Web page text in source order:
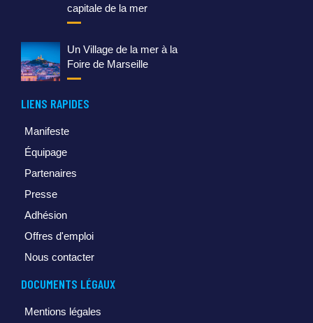
capitale de la mer
Un Village de la mer à la
Foire de Marseille
LIENS RAPIDES
Manifeste
Équipage
Partenaires
Presse
Adhésion
Offres d'emploi
Nous contacter
DOCUMENTS LÉGAUX
Mentions légales